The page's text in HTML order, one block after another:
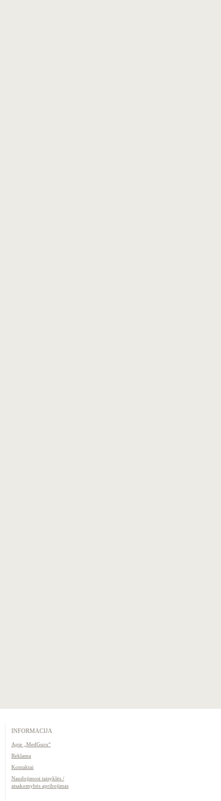
INFORMACIJA
Apie „MedGuru“
Reklama
Kontaktai
Naudojimosi taisyklės /
atsakomybės apribojimas